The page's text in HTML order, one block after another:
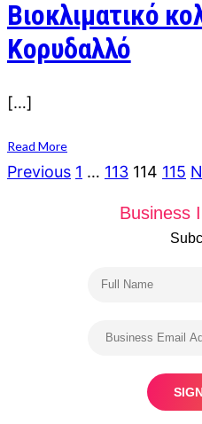
Βιοκλιματικό
Κορυδαλλό
[…]
Read More
Posts
navigation
Previous 1 … 113 114 115
Business